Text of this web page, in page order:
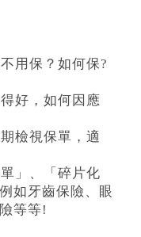
用保？如何保?
好，如何因應
檢視保單，適
」、「碎片化
如牙齒保險、眼
等等!